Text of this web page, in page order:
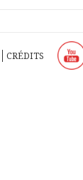
CRÉDITS